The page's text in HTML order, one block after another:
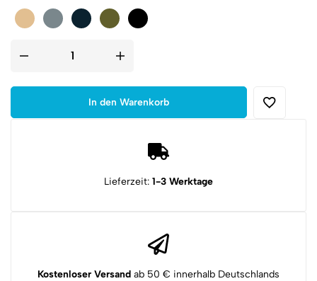
Special
Menge
In den Warenkorb
Lieferzeit: 1-3 Werktage
Kostenloser Versand ab 50 € innerhalb Deutschlands